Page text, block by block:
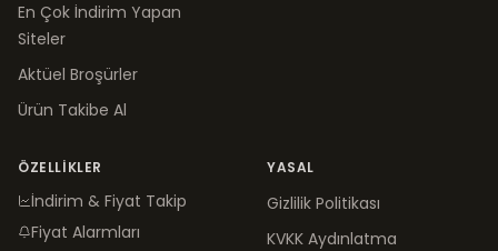
En Çok İndirim Yapan
Siteler
Aktüel Broşürler
Ürün Takibe Al
ÖZELLIKLER
İndirim & Fiyat Takip
Fiyat Alarmları
YASAL
Gizlilik Politikası
KVKK Aydınlatma